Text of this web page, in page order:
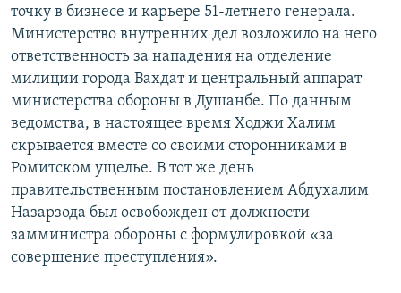
точку в бизнесе и карьере 51-летнего генерала.
Министерство внутренних дел возложило на него
ответственность за нападения на отделение
милиции города Вахдат и центральный аппарат
министерства обороны в Душанбе. По данным
ведомства, в настоящее время Ходжи Халим
скрывается вместе со своими сторонниками в
Ромитском ущелье. В тот же день
правительственным постановлением Абдухалим
Назарзода был освобожден от должности
замминистра обороны с формулировкой «за
совершение преступления».